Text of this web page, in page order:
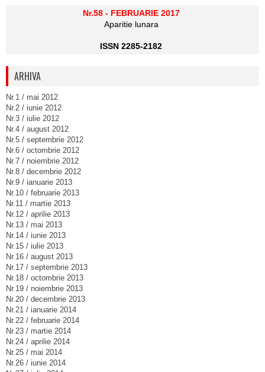
Nr.58 - FEBRUARIE 2017
Aparitie lunara
ISSN 2285-2182
ARHIVA
Nr.1 / mai 2012
Nr.2 / iunie 2012
Nr.3 / iulie 2012
Nr.4 / august 2012
Nr.5 / septembrie 2012
Nr.6 / octombrie 2012
Nr.7 / noiembrie 2012
Nr.8 / decembrie 2012
Nr.9 / ianuarie 2013
Nr.10 / februarie 2013
Nr.11 / martie 2013
Nr.12 / aprilie 2013
Nr.13 / mai 2013
Nr.14 / iunie 2013
Nr.15 / iulie 2013
Nr.16 / august 2013
Nr.17 / septembrie 2013
Nr.18 / octombrie 2013
Nr.19 / noiembrie 2013
Nr.20 / decembrie 2013
Nr.21 / ianuarie 2014
Nr.22 / februarie 2014
Nr.23 / martie 2014
Nr.24 / aprilie 2014
Nr.25 / mai 2014
Nr.26 / iunie 2014